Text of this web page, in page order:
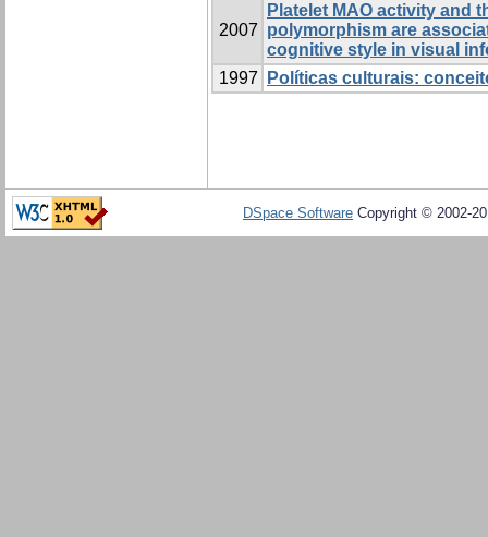
2007
Platelet MAO activity and
polymorphism are
cognitive style in visual
1997
Políticas culturais:
DSpace Software Copyright © 2002-